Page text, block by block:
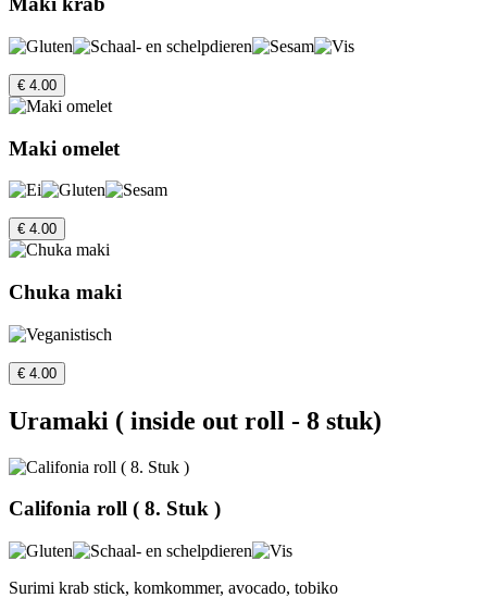
€ 4.00
Maki omelet
€ 4.00
Chuka maki
€ 4.00
Uramaki ( inside out roll - 8 stuk)
Califonia roll ( 8. Stuk )
Surimi krab stick, komkommer, avocado, tobiko